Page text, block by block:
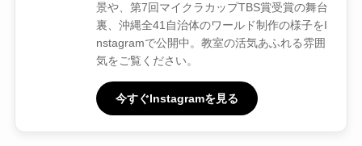
景や、第7回マイクラカップTBS賞受賞の舞台
裏、沖縄全41自治体のワールド制作の様子をI
nstagramで公開中。教室の活気あふれる雰囲
気をご覧ください。
今すぐInstagramを見る